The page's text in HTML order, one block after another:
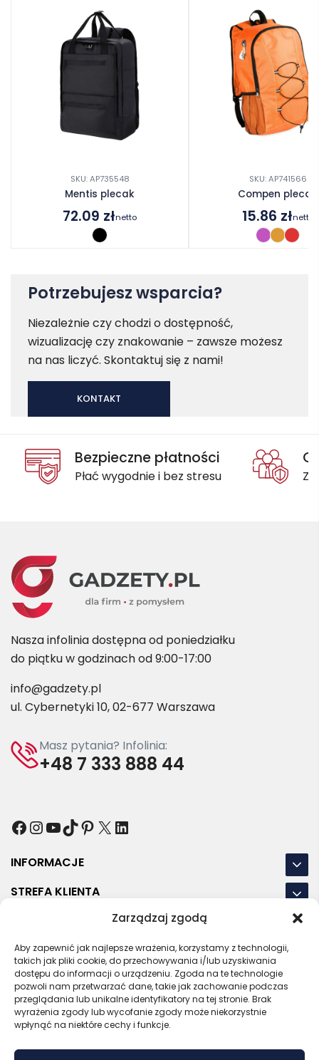
Zarządzaj zgodą
Aby zapewnić jak najlepsze wrażenia, korzystamy z technologii,
takich jak pliki cookie, do przechowywania i/lub uzyskiwania
dostępu do informacji o urządzeniu. Zgoda na te technologie
pozwoli nam przetwarzać dane, takie jak zachowanie podczas
przeglądania lub unikalne identyfikatory na tej stronie. Brak
wyrażenia zgody lub wycofanie zgody może niekorzystnie
wpłynąć na niektóre cechy i funkcje.
SKU: AP735548
Mentis plecak
72.09 złnetto
SKU: AP741566
Compen plecak
15.86 złnetto
Potrzebujesz wsparcia?
Niezależnie czy chodzi o dostępność,
wizualizację czy znakowanie – zawsze możesz
na nas liczyć. Skontaktuj się z nami!
KONTAKT
Bezpieczne płatności
Płać wygodnie i bez stresu
Nasza infolinia dostępna od poniedziałku
do piątku w godzinach od 9:00-17:00
info@gadzety.pl
ul. Cybernetyki 10, 02-677 Warszawa
Masz pytania? Infolinia:
+48 7 333 888 44
Facebook
Instagram
YouTube
TikTok
Pinterest
X LinkedIn
INFORMACJE
STREFA KLIENTA
NASZE LOKALIZACJE
OSTATNIE POSTY
RODOREGULAMINPOLITYKA PRYWATNOŚCI